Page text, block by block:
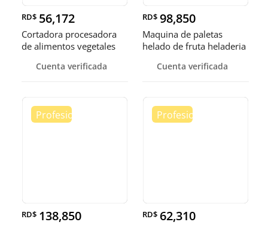
RD$ 56,172
Cortadora procesadora
de alimentos vegetales
Cuenta verificada
RD$ 98,850
Maquina de paletas
helado de fruta heladeria
Cuenta verificada
RD$ 138,850 RD$ 62,310